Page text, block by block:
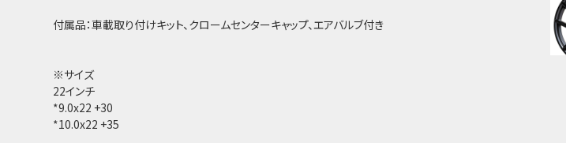
付属品：車載取り付けキット、クロームセンターキャップ、エアバルブ付き
※サイズ
22インチ
*9.0x22 +30
*10.0x22 +35